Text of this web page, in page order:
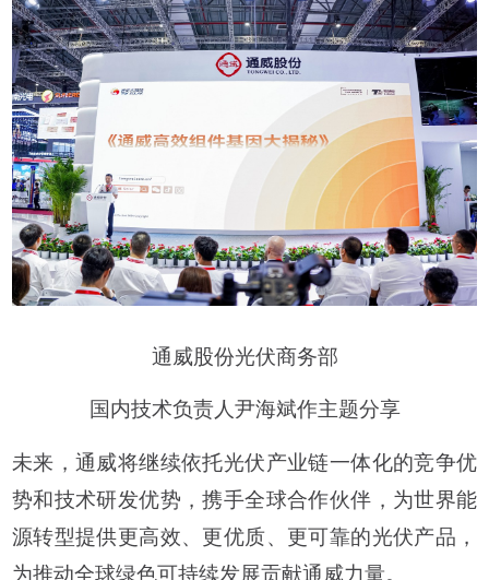
通威股份光伏商务部
国内技术负责人尹海斌作主题分享
未来，通威将继续依托光伏产业链一体化的竞争优
势和技术研发优势，携手全球合作伙伴，为世界能
源转型提供更高效、更优质、更可靠的光伏产品，
为推动全球绿色可持续发展贡献通威力量。